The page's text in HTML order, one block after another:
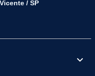
/ SP